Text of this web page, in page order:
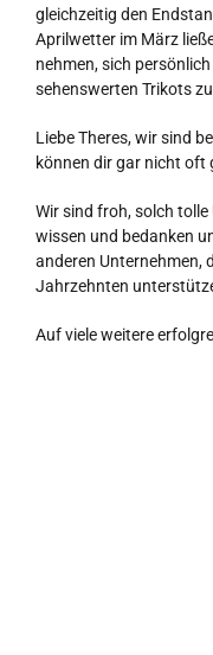
gleichzeitig den
Aprilwetter im März
nehmen, sich
sehenswerten Trikots
Liebe Theres, wir sind
können dir gar nicht oft
Wir sind froh, solch
wissen und bedanken
anderen Unternehmen,
Jahrzehnten
Auf viele weitere